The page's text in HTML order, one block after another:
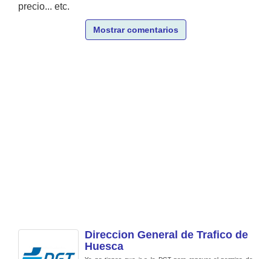
precio... etc.
Mostrar comentarios
Direccion General de Trafico de
Huesca